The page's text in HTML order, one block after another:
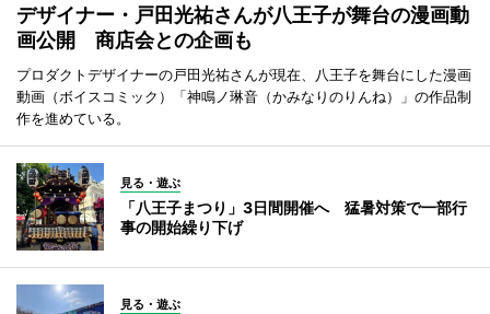
デザイナー・戸田光祐さんが八王子が舞台の漫画動
画公開 商店会との企画も
プロダクトデザイナーの戸田光祐さんが現在、八王子を舞台にした漫画
動画（ボイスコミック）「神鳴ノ琳音（かみなりのりんね）」の作品制
作を進めている。
見る・遊ぶ
「八王子まつり」3日間開催へ 猛暑対策で一部行
事の開始繰り下げ
見る・遊ぶ